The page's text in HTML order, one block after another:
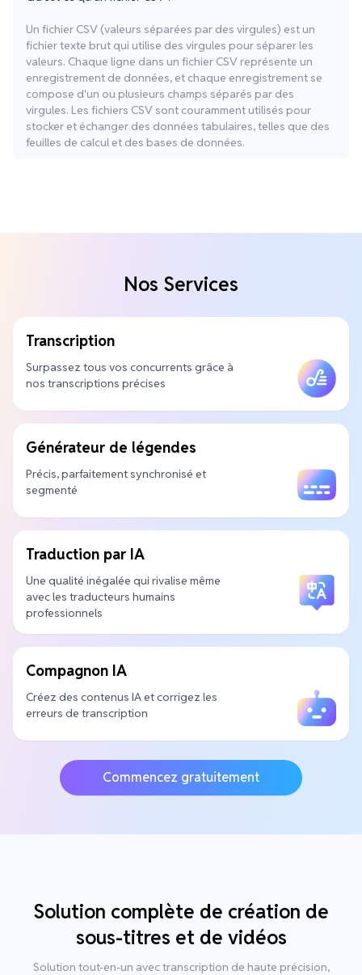
Un fichier CSV (valeurs séparées par des virgules) est un
fichier texte brut qui utilise des virgules pour séparer les
valeurs. Chaque ligne dans un fichier CSV représente un
enregistrement de données, et chaque enregistrement se
compose d'un ou plusieurs champs séparés par des
virgules. Les fichiers CSV sont couramment utilisés pour
stocker et échanger des données tabulaires, telles que des
feuilles de calcul et des bases de données.
Nos Services
Transcription
Surpassez tous vos concurrents grâce à
nos transcriptions précises
Générateur de légendes
Précis, parfaitement synchronisé et
segmenté
Traduction par IA
Une qualité inégalée qui rivalise même
avec les traducteurs humains
professionnels
Compagnon IA
Créez des contenus IA et corrigez les
erreurs de transcription
Commencez gratuitement
Solution complète de création de
sous-titres et de vidéos
Solution tout-en-un avec transcription de haute précision,